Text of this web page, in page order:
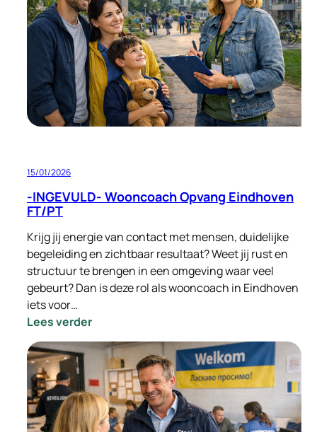
15/01/2026
-INGEVULD- Wooncoach Opvang Eindhoven
FT/PT
Krijg jij energie van contact met mensen, duidelijke
begeleiding en zichtbaar resultaat? Weet jij rust en
structuur te brengen in een omgeving waar veel
gebeurt? Dan is deze rol als wooncoach in Eindhoven
iets voor…
Lees verder:
-
INGEVULD-
Wooncoach
Opvang
Eindhoven
FT/PT